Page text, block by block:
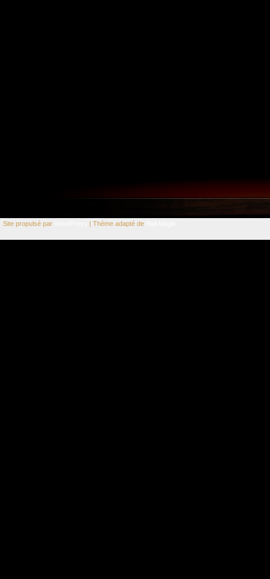
Site propulsé par | Thème adapté de